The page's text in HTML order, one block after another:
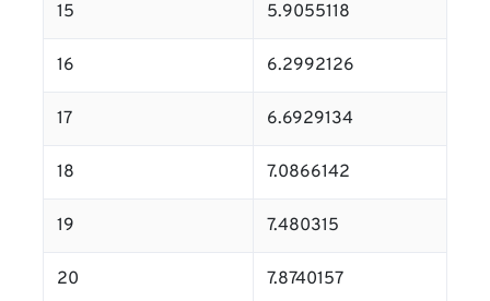
15 5.9055118
16 6.2992126
17 6.6929134
18 7.0866142
19 7.480315
20 7.8740157